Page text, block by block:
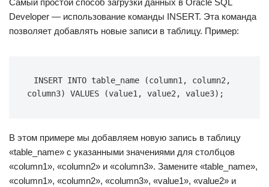
Самый простой способ загрузки данных в Oracle SQL
Developer — использование команды INSERT. Эта команда
позволяет добавлять новые записи в таблицу. Пример:
INSERT INTO table_name (column1, column2,
column3) VALUES (value1, value2, value3);
В этом примере мы добавляем новую запись в таблицу
«table_name» с указанными значениями для столбцов
«column1», «column2» и «column3». Замените «table_name»,
«column1», «column2», «column3», «value1», «value2» и